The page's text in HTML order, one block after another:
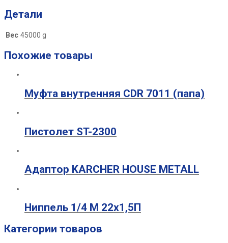
Детали
Вес 45000 g
Похожие товары
Муфта внутренняя CDR 7011 (папа)
Пистолет ST-2300
Адаптор KARCHER HOUSE METALL
Ниппель 1/4 М 22х1,5П
Категории товаров